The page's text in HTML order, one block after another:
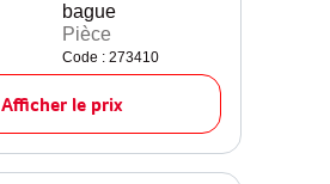
bague
Pièce
Code : 273410
Afficher le prix